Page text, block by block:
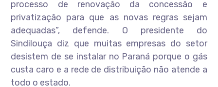
processo de renovação da concessão e
privatização para que as novas regras sejam
adequadas”, defende. O presidente do
Sindilouça diz que muitas empresas do setor
desistem de se instalar no Paraná porque o gás
custa caro e a rede de distribuição não atende a
todo o estado.